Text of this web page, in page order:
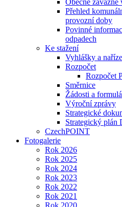
Obecně
Přehled
provozní doby
Povinné
odpadech
Ke stažení
Vyhlášky a
Rozpočet
Rozpočet
Směrnice
Žádosti a
Výroční zprávy
Strategické
Strategický plán
CzechPOINT
Fotogalerie
Rok 2026
Rok 2025
Rok 2024
Rok 2023
Rok 2022
Rok 2021
Rok 2020